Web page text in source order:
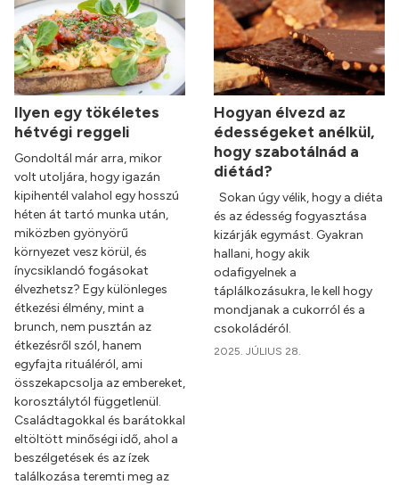
Ilyen egy tökéletes
hétvégi reggeli
Gondoltál már arra, mikor
volt utoljára, hogy igazán
kipihentél valahol egy hosszú
héten át tartó munka után,
miközben gyönyörű
környezet vesz körül, és
ínycsiklandó fogásokat
élvezhetsz? Egy különleges
étkezési élmény, mint a
brunch, nem pusztán az
étkezésről szól, hanem
egyfajta rituáléról, ami
összekapcsolja az embereket,
korosztálytól függetlenül.
Családtagokkal és barátokkal
eltöltött minőségi idő, ahol a
beszélgetések és az ízek
találkozása teremti meg az
Hogyan élvezd az
édességeket anélkül,
hogy szabotálnád a
diétád?
Sokan úgy vélik, hogy a diéta
és az édesség fogyasztása
kizárják egymást. Gyakran
hallani, hogy akik
odafigyelnek a
táplálkozásukra, le kell hogy
mondjanak a cukorról és a
csokoládéról.
2025. JÚLIUS 28.